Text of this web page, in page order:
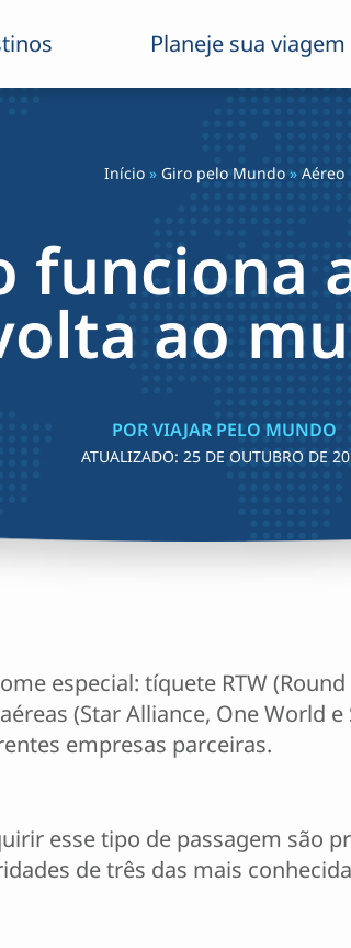
Planeje sua viagem
Início» Giro pelo Mundo» Aéreo
funciona
ao
POR VIAJAR PELO MUNDO
ATUALIZADO: 25 DE OUTUBRO DE
especial: tíquete RTW
(Star Alliance, One World
empresas parceiras.
esse tipo de passagem são
de três das mais